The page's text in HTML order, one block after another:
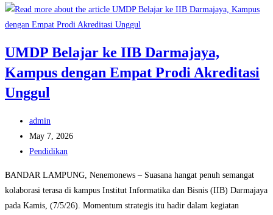
ke
Kriminalisasi,
Tipis
Kesalahan
Kebijakan
UMDP Belajar ke IIB Darmajaya,
Kampus dengan Empat Prodi Akreditasi
Unggul
Post
author:
admin
Post
published:
May 7, 2026
Post
Pendidikan
BANDAR LAMPUNG, Nenemonews – Suasana hangat penuh semangat
kolaborasi terasa di kampus Institut Informatika dan Bisnis (IIB) Darmajaya
pada Kamis, (7/5/26). Momentum strategis itu hadir dalam kegiatan